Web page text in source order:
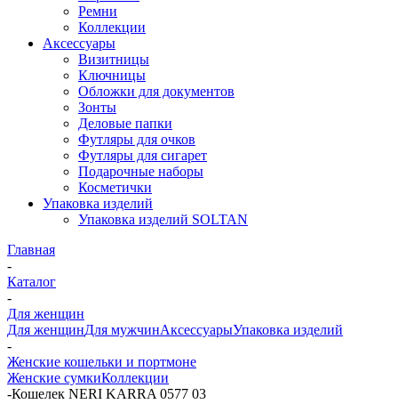
Ремни
Коллекции
Аксессуары
Визитницы
Ключницы
Обложки для документов
Зонты
Деловые папки
Футляры для очков
Футляры для сигарет
Подарочные наборы
Косметички
Упаковка изделий
Упаковка изделий SOLTAN
Главная
-
Каталог
-
Для женщин
Для женщинДля мужчинАксессуарыУпаковка изделий
-
Женские кошельки и портмоне
Женские сумкиКоллекции
-Кошелек NERI KARRA 0577 03